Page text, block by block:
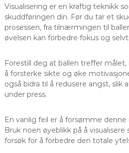
Visualisering er en kraftig teknikk
skuddføringen din. Før du tar et
prosessen, fra tilnærmingen til
øvelsen kan forbedre fokus og
Forestill deg at ballen treffer
å forsterke sikte og øke
også bidra til å redusere angst, slik
under press.
En vanlig feil er å forsømme
Bruk noen øyeblikk på å
forsøk for å forbedre den totale